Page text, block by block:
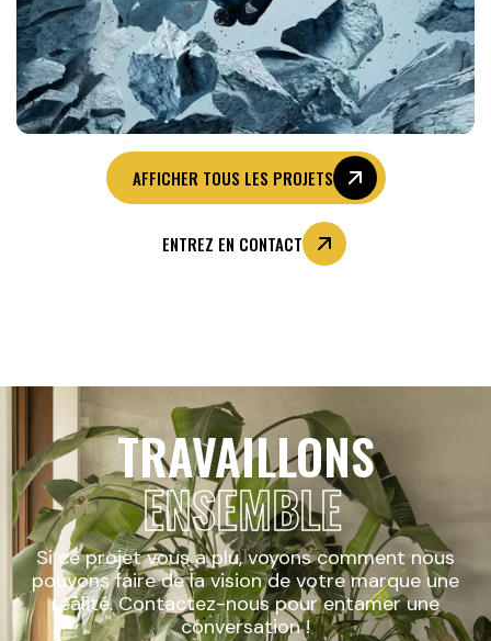
AFFICHER TOUS LES PROJETS
ENTREZ EN CONTACT
TRAVAILLONS
ENSEMBLE
Si ce projet vous a plu, voyons comment nous
pouvons faire de la vision de votre marque une
réalité. Contactez-nous pour entamer une
conversation !